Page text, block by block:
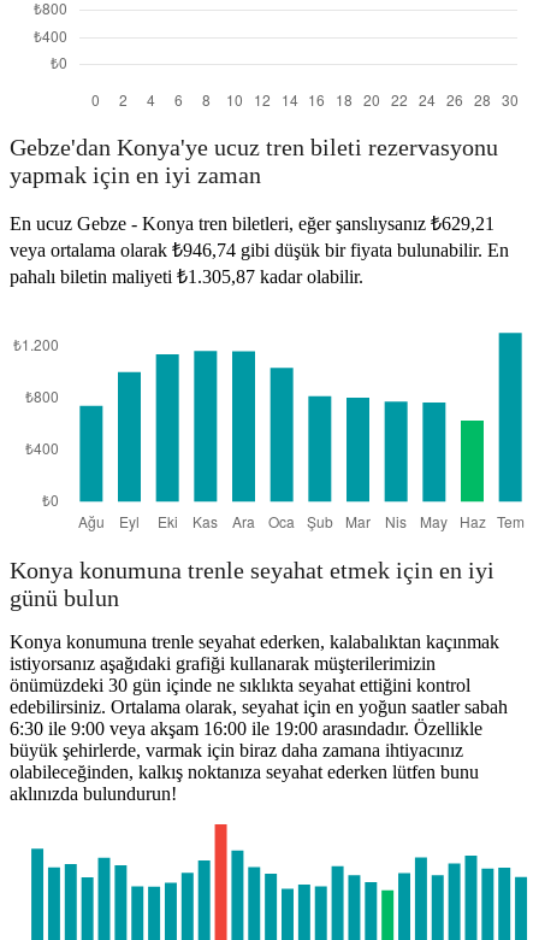
Gebze'dan Konya'ye ucuz tren bileti rezervasyonu
yapmak için en iyi zaman
En ucuz Gebze - Konya tren biletleri, eğer şanslıysanız ₺629,21
veya ortalama olarak ₺946,74 gibi düşük bir fiyata bulunabilir. En
pahalı biletin maliyeti ₺1.305,87 kadar olabilir.
Konya konumuna trenle seyahat etmek için en iyi
günü bulun
Konya konumuna trenle seyahat ederken, kalabalıktan kaçınmak
istiyorsanız aşağıdaki grafiği kullanarak müşterilerimizin
önümüzdeki 30 gün içinde ne sıklıkta seyahat ettiğini kontrol
edebilirsiniz. Ortalama olarak, seyahat için en yoğun saatler sabah
6:30 ile 9:00 veya akşam 16:00 ile 19:00 arasındadır. Özellikle
büyük şehirlerde, varmak için biraz daha zamana ihtiyacınız
olabileceğinden, kalkış noktanıza seyahat ederken lütfen bunu
aklınızda bulundurun!